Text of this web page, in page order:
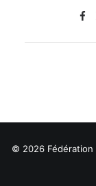
© 2026 Fédération